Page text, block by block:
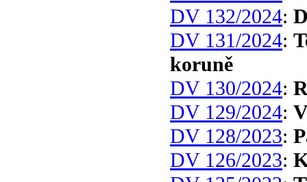
DV 132/2024:
DV 131/2024:
koruně
DV 130/2024:
DV 129/2024:
DV 128/2023:
DV 126/2023: